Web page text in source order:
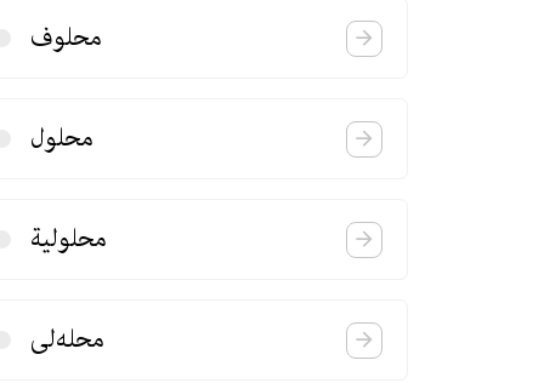
محلوف
محلول
محلولیة
محله‌لی